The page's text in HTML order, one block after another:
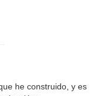
he construido, y es